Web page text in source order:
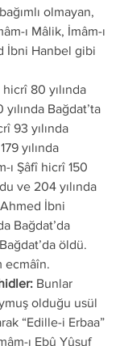
olmayan,
ı Mâlik, İmâm-ı
İbni Hanbel gibi
Bağdat’ta
93 yılında
yılında
ı Şâfî hicrî 150
ve 204 yılında
Ahmed İbni
Bağdat’da
öldü.
ecmâîn.
Bunlar
olduğu usül
“Edille-i Erbaa”
ı Ebû Yûsuf